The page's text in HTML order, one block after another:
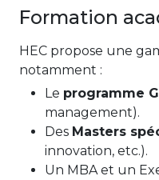
Formation
HEC propose une
notamment :
Le programme
management).
Des Masters
innovation, etc.).
Un MBA et un